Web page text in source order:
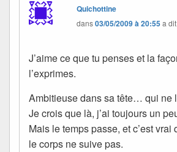
Quichottine
dans03/05/2009 à 20:55a
J’aime ce que tu penses et la
l’exprimes.
Ambitieuse dans sa tête… qui ne
Je crois que là, j’ai toujours un
Mais le temps passe, et c’est vrai
le corps ne suive pas.